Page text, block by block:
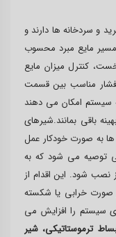
و سردخانه ها دارند و
مسیر مایع مبرد محسوب
کنترل میزان مایع
فشار مناسب بین قسمت
سیستم امکان می دهند
باقی بمانند.شیرهای
ها به صورت خودکار عمل
توصیه می شود که به
نصب شود. این اقدام از
صورت خرابی یا شکسته
سیستم را افزایش می
ترموستاتیکی، شیر